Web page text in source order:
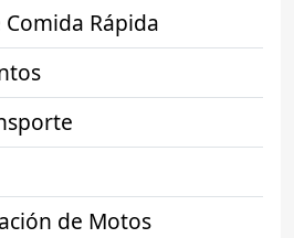
Rápida
de Motos